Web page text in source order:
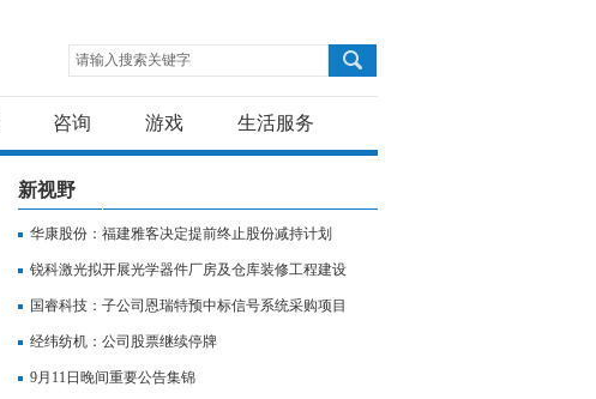
请输入搜索关键字
咨询 游戏 生活服务
新视野
华康股份：福建雅客决定提前终止股份减持计划
锐科激光拟开展光学器件厂房及仓库装修工程建设
国睿科技：子公司恩瑞特预中标信号系统采购项目
经纬纺机：公司股票继续停牌
9月11日晚间重要公告集锦